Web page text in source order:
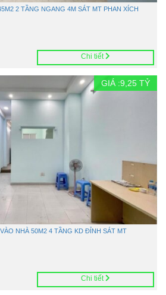
2 TẦNG NGANG 4M SÁT MT PHAN XÍCH
Chi tiết
GIÁ :9,25 TỶ
NHÀ 50M2 4 TẦNG KD ĐỈNH SÁT MT
Chi tiết